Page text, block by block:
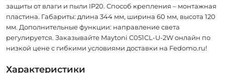
защиты от влаги и пыли IP20. Способ крепления – монтажная
пластина. Габариты: длина 344 мм, ширина 60 мм, высота 120
мм. Дополнительные функции: направление света
регулируется. Заказывайте Maytoni C051CL-U-2W онлайн по
низкой цене с гибкими условиями доставки на Fedomo.ru!
Характеристики